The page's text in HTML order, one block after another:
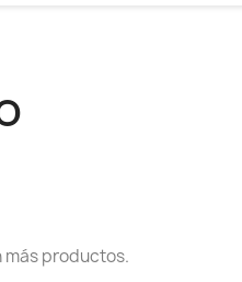
más productos.